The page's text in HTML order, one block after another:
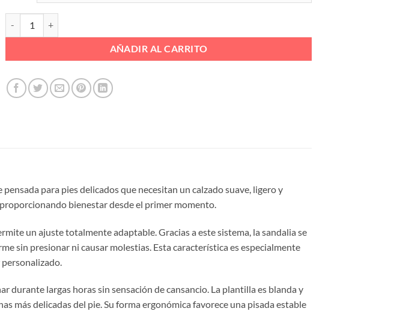
AÑADIR AL CARRITO
para pies delicados que necesitan un calzado suave, ligero y
bienestar desde el primer momento.
un ajuste totalmente adaptable. Gracias a este sistema, la sandalia se
sin presionar ni causar molestias. Esta característica es especialmente
durante largas horas sin sensación de cansancio. La plantilla es blanda y
más delicadas del pie. Su forma ergonómica favorece una pisada estable